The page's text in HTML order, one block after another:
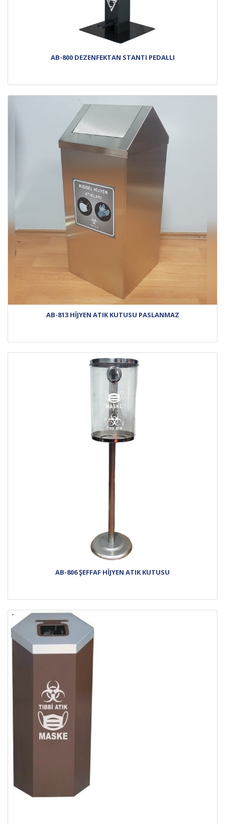
AB-800 DEZENFEKTAN STANTI PEDALLI
AB-813 HİJYEN ATIK KUTUSU PASLANMAZ
AB-806 ŞEFFAF HİJYEN ATIK KUTUSU